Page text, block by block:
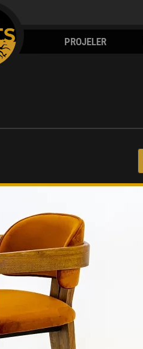
PROJELER